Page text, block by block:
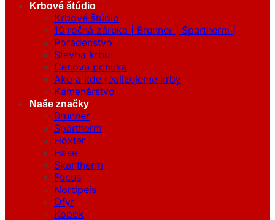
Krbové štúdio
Krbové štúdio
10 ročná záruka | Brunner | Spartherm |
Poradenstvo
Stavba krbu
Cenová ponuka
Ako a kde realizujeme krby
Kamenárstvo
Naše značky
Brunner
Spartherm
Hoxter
Hase
Skantherm
Focus
Nordpeis
Ofyr
Kobok